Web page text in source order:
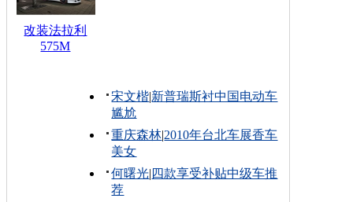
改装法拉利
575M
宋文楷|新普瑞斯衬中国电动车
尴尬
重庆森林|2010年台北车展香车
美女
何曙光| 四款享受补贴中级车推
荐